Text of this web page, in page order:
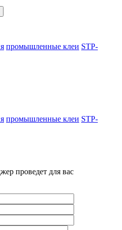
промышленные клеи STP-
промышленные клеи STP-
проведет для вас